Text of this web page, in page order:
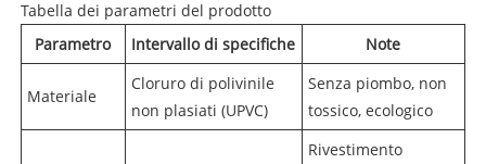
Tabella dei parametri del prodotto
Parametro
Intervallo di specifiche Note
Materiale
Cloruro di polivinile
non plasiati (UPVC)
Senza piombo, non
tossico, ecologico
Rivestimento